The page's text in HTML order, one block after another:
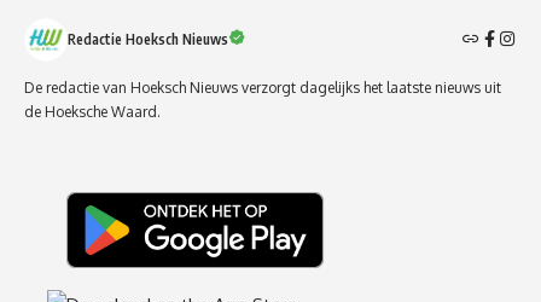
Redactie Hoeksch Nieuws
De redactie van Hoeksch Nieuws verzorgt dagelijks het laatste nieuws uit
de Hoeksche Waard.